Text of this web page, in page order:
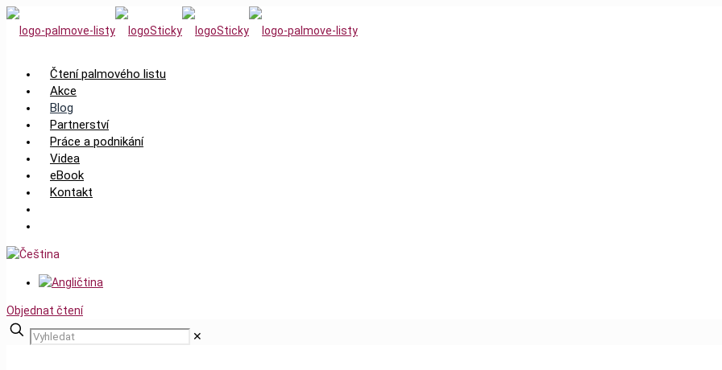
Čtení palmového listu
Akce
Blog
Partnerství
Práce a podnikání
Videa
eBook
Kontakt
Objednat čtení
✕